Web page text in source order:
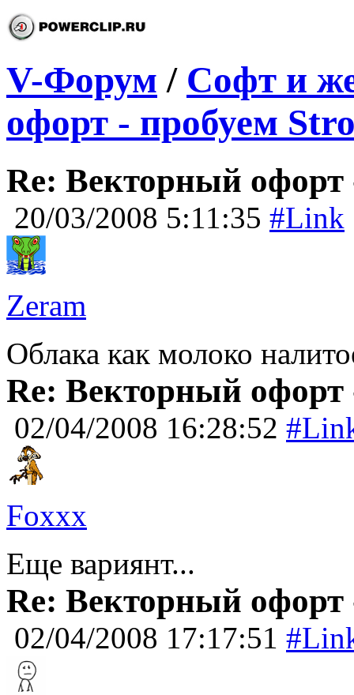
V-Форум / Софт и
офорт - пробуем
Re: Векторный офорт
20/03/2008 5:11:35 #Link
Zeram
Облака как молоко
Re: Векторный офорт
02/04/2008 16:28:52
Foxxx
Еще вариянт...
Re: Векторный офорт
02/04/2008 17:17:51